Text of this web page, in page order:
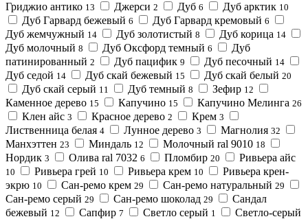
Гриджио антико 13 Джерси 2 Дуб 6 Дуб арктик 10
Дуб Гарвард бежевый 6 Дуб Гарвард кремовый 6
Дуб жемчужный 14 Дуб золотистый 8 Дуб корица 14
Дуб молочный 8 Дуб Оксфорд темный 6
Дуб
патинированный 2 Дуб пацифик 9 Дуб песочный 14
Дуб седой 14 Дуб скай бежевый 15 Дуб скай белый 20
Дуб скай серый 11 Дуб темный 8 Зефир 12
Каменное дерево 15 Капучино 15 Капучино Мелинга 26
Клен айс 3 Красное дерево 2 Крем 3
Лиственница белая 4 Лунное дерево 3 Магнолия 32
Манхэттен 23 Миндаль 12 Молочный ral 9010 18
Нордик 3 Олива ral 7032 6 Пломбир 20 Ривьера айс
10 Ривьера грей 10 Ривьера крем 10
Ривьера крен-
экрю 10 Сан-ремо крем 29 Сан-ремо натуральный 29
Сан-ремо серый 29 Сан-ремо шоколад 29
Сандал
бежевый 12 Сапфир 7 Светло серый 1
Светло-серый